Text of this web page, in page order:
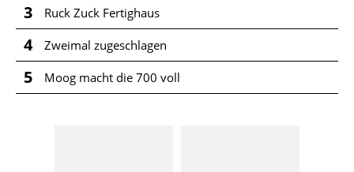
3 Ruck Zuck Fertighaus
4 Zweimal zugeschlagen
5 Moog macht die 700 voll